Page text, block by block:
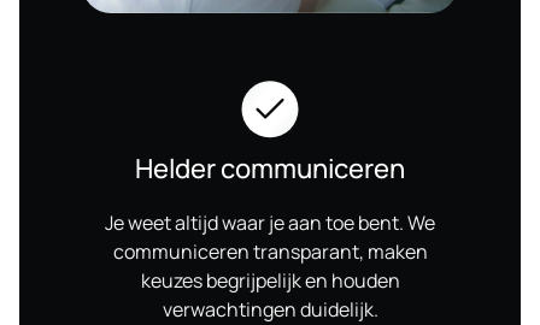
Helder communiceren
Je weet altijd waar je aan toe bent. We
communiceren transparant, maken
keuzes begrijpelijk en houden
verwachtingen duidelijk.